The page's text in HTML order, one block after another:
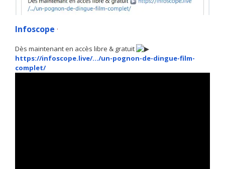
Infoscope ·
Dès maintenant en accès libre & gratuit
https://infoscope.live/…/un-pognon-de-dingue-film-
complet/